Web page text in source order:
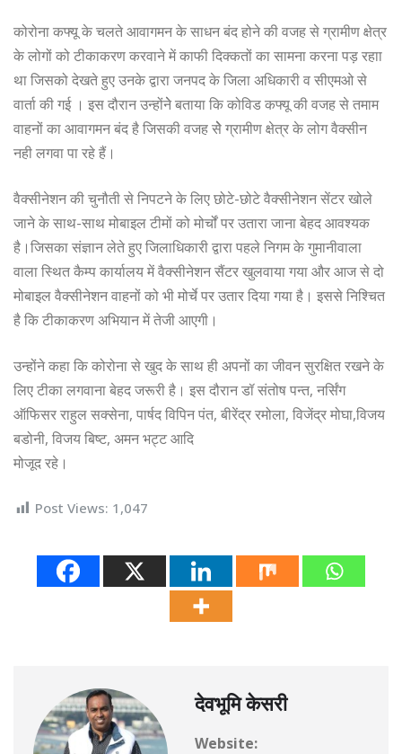
कोरोना कफ्यू के चलते आवागमन के साधन बंद होने की वजह से ग्रामीण क्षेत्र
के लोगों को टीकाकरण करवाने में काफी दिक्कतों का सामना करना पड़ रहाा
था जिसको देखते हुए उनके द्वारा जनपद के जिला अधिकारी व सीएमओ से
वार्ता की गई । इस दौरान उन्होंनेे बताया कि कोविड कफ्यू की वजह से तमाम
वाहनों का आवागमन बंद है जिसकी वजह सेेे ग्रामीण क्षेत्र के लोग वैक्सीन
नही लगवा पा रहे हैं।
वैक्सीनेशन की चुनौती से निपटने के लिए छोटे-छोटे वैक्सीनेशन सेंटर खोले
जाने के साथ-साथ मोबाइल टीमों को मोर्चों पर उतारा जाना बेहद आवश्यक
है।जिसका संज्ञान लेते हुए जिलाधिकारी द्वारा पहले निगम के गुमानीवाला
वाला स्थित कैम्प कार्यालय में वैक्सीनेशन सैंटर खुलवाया गया और आज से दो
मोबाइल वैक्सीनेशन वाहनों को भी मोर्चे पर उतार दिया गया है। इससे निश्चित
है कि टीकाकरण अभियान में तेजी आएगी।
उन्होंने कहा कि कोरोना से खुद के साथ ही अपनों का जीवन सुरक्षित रखने के
लिए टीका लगवाना बेहद जरूरी है। इस दौरान डॉ संतोष पन्त, नर्सिंग
ऑफिसर राहुल सक्सेना, पार्षद विपिन पंत, बीरेंद्र रमोला, विजेंद्र मोघा,विजय
बडोनी, विजय बिष्ट, अमन भट्ट आदि
मोजूद रहे।
Post Views: 1,047
देवभूमि केसरी
Website: